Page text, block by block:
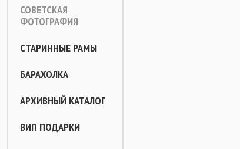
СОВЕТСКАЯ
ФОТОГРАФИЯ
СТАРИННЫЕ РАМЫ
БАРАХОЛКА
АРХИВНЫЙ КАТАЛОГ
ВИП ПОДАРКИ